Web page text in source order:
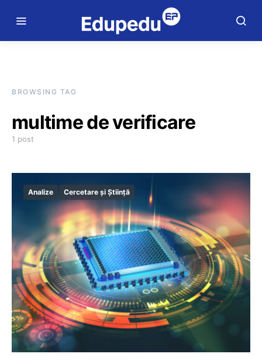
BROWSING TAG
multime de verificare
1 post
Analize Cercetare și Știință